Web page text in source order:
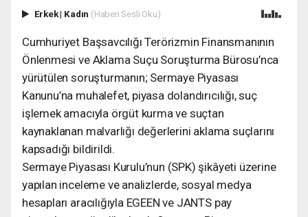
Erkek| Kadın (Haberi Sesli Oku)
Cumhuriyet Başsavcılığı Terörizmin Finansmanının
Önlenmesi ve Aklama Suçu Soruşturma Bürosu’nca
yürütülen soruşturmanın; Sermaye Piyasası
Kanunu’na muhalefet, piyasa dolandırıcılığı, suç
işlemek amacıyla örgüt kurma ve suçtan
kaynaklanan malvarlığı değerlerini aklama suçlarını
kapsadığı bildirildi.
Sermaye Piyasası Kurulu’nun (SPK) şikâyeti üzerine
yapılan inceleme ve analizlerde, sosyal medya
hesapları aracılığıyla EGEEN ve JANTS pay